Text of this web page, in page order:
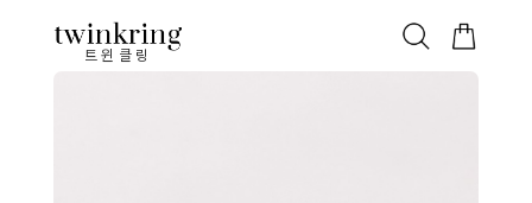
트윈클링
ALL 베스트 안쪽막음 웨딩/다이아 가드링/반지